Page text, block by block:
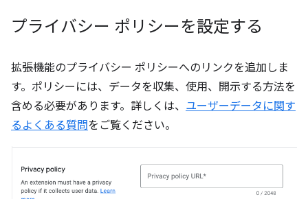
プライバシー ポリシーを設定する
拡張機能のプライバシー ポリシーへのリンクを追加しま
す。ポリシーには、データを収集、使用、開示する方法を
含める必要があります。詳しくは、 ユーザーデータに関す
るよくある質問をご覧ください。